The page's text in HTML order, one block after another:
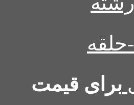
AWG28-حلقه
برای قیمت